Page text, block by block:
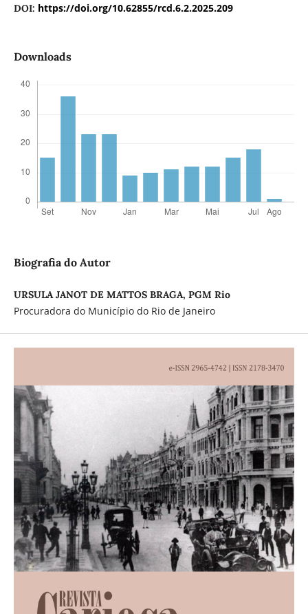
DOI: https://doi.org/10.62855/rcd.6.2.2025.209
Downloads
Biografia do Autor
URSULA JANOT DE MATTOS BRAGA, PGM Rio
Procuradora do Município do Rio de Janeiro